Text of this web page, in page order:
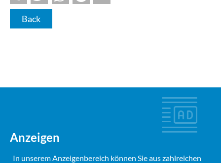
Back
Anzeigen
In unserem Anzeigenbereich können Sie aus zahlreichen